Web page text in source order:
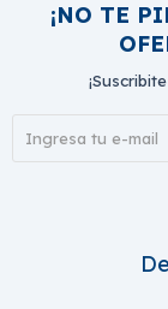
¡NO TE